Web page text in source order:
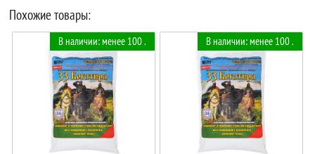
Похожие товары:
В наличии: менее 100 . В наличии: менее 100 .